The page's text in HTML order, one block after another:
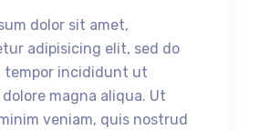
dolor sit amet,
adipisicing elit, sed do
tempor incididunt ut
dolore magna aliqua. Ut
veniam, quis nostrud